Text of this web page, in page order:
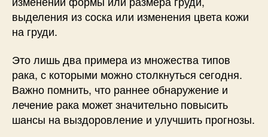
выделения из соска или изменения цвета кожи
на груди.
Это лишь два примера из множества типов
рака, с которыми можно столкнуться сегодня.
Важно помнить, что раннее обнаружение и
лечение рака может значительно повысить
шансы на выздоровление и улучшить прогнозы.